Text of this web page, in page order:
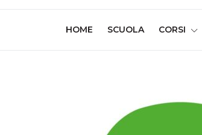
HOME (CURRENT)
SCUOLA CORSI